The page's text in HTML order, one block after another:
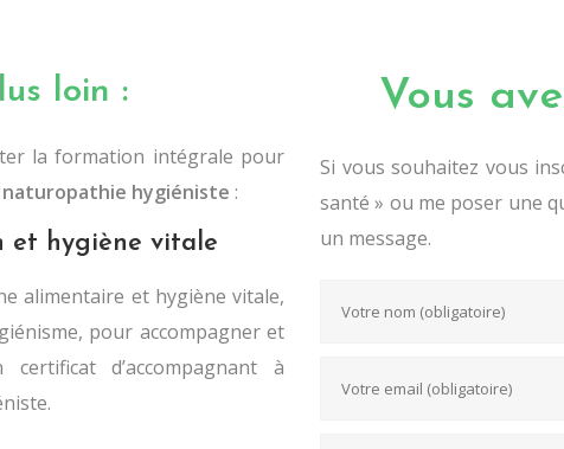
loin :
la formation intégrale pour
hygiéniste :
et hygiène vitale
alimentaire et hygiène vitale,
pour accompagner et
d’accompagnant à
Vous
Si vous souhaitez vous
santé » ou me poser une
un message.